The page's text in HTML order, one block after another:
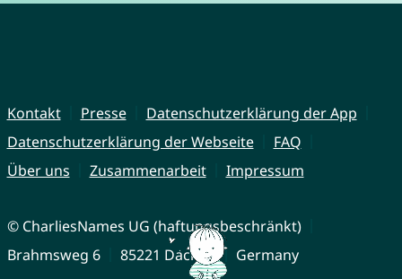
Kontakt Presse
Datenschutzerklärung der App
Datenschutzerklärung der Webseite
FAQ
Über uns
Zusammenarbeit Impressum
© CharliesNames UG (haftungsbeschränkt)
Brahmsweg 6
85221 Dachau Germany